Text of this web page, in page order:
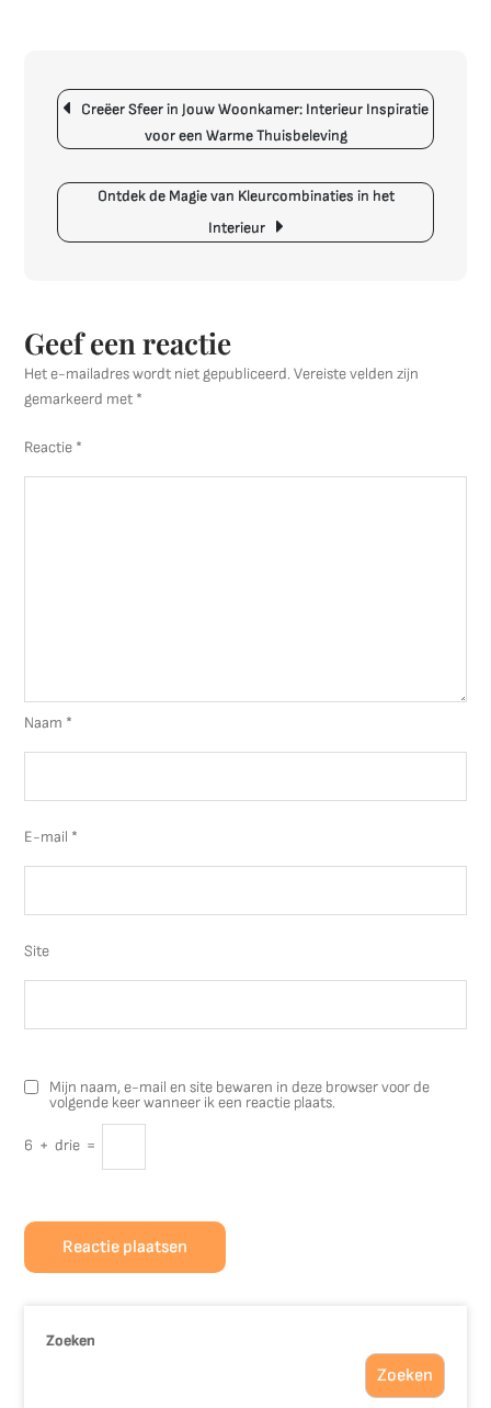
en
Stijlvol
voor
Woonkamer
Berichtnavigatie
Creëer Sfeer in Jouw Woonkamer: Interieur Inspiratie
voor een Warme Thuisbeleving
Ontdek de Magie van Kleurcombinaties in het
Interieur
Geef een reactie
Het e-mailadres wordt niet gepubliceerd. Vereiste velden zijn
gemarkeerd met *
Reactie *
Naam *
E-mail *
Site
Mijn naam, e-mail en site bewaren in deze browser voor de
volgende keer wanneer ik een reactie plaats.
6 + drie =
Zoeken
Zoeken